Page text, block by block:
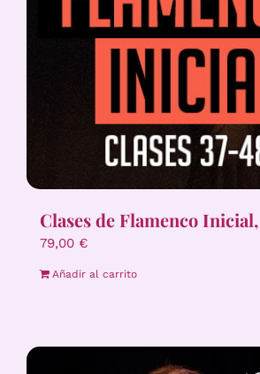
Clases de Flamenco
79,00 €
Añadir al carrito